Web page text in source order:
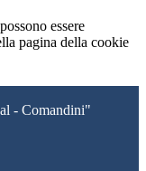
essere
pagina della cookie
- Comandini"